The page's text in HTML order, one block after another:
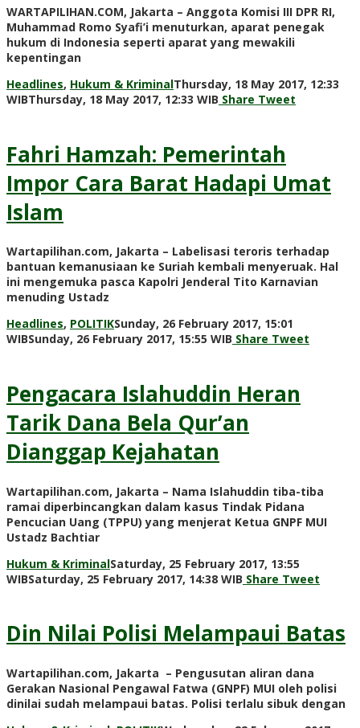
WARTAPILIHAN.COM, Jakarta – Anggota Komisi III DPR RI,
Muhammad Romo Syafi’i menuturkan, aparat penegak
hukum di Indonesia seperti aparat yang mewakili
kepentingan
Headlines, Hukum & KriminalThursday, 18 May 2017, 12:33
WIBThursday, 18 May 2017, 12:33 WIB by
Share Tweet
Fahri Hamzah: Pemerintah
Impor Cara Barat Hadapi Umat
Islam
Wartapilihan.com, Jakarta – Labelisasi teroris terhadap
bantuan kemanusiaan ke Suriah kembali menyeruak. Hal
ini mengemuka pasca Kapolri Jenderal Tito Karnavian
menuding Ustadz
Headlines, POLITIKSunday, 26 February 2017, 15:01
WIBSunday, 26 February 2017, 15:55 WIB by
Share Tweet
Pengacara Islahuddin Heran
Tarik Dana Bela Qur’an
Dianggap Kejahatan
Wartapilihan.com, Jakarta – Nama Islahuddin tiba-tiba
ramai diperbincangkan dalam kasus Tindak Pidana
Pencucian Uang (TPPU) yang menjerat Ketua GNPF MUI
Ustadz Bachtiar
Hukum & KriminalSaturday, 25 February 2017, 13:55
WIBSaturday, 25 February 2017, 14:38 WIB by
Share Tweet
Din Nilai Polisi Melampaui Batas
Wartapilihan.com, Jakarta – Pengusutan aliran dana
Gerakan Nasional Pengawal Fatwa (GNPF) MUI oleh polisi
dinilai sudah melampaui batas. Polisi terlalu sibuk dengan